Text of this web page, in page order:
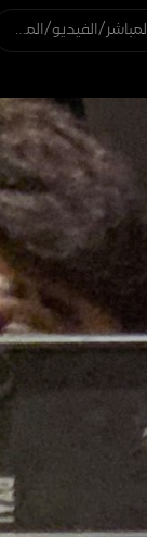
البحث عن البث المباشر/الفيديو/المستخدم